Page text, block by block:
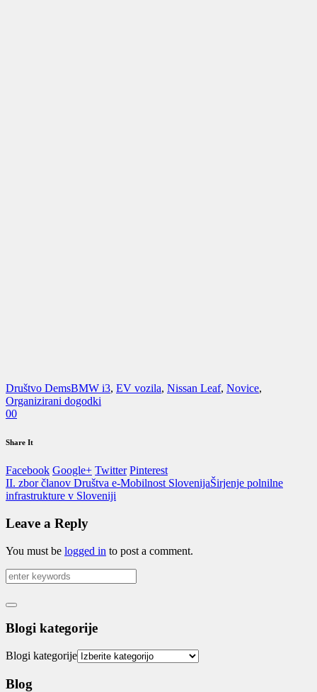
Društvo DemsBMW i3, EV vozila, Nissan Leaf, Novice,
Organizirani dogodki
00
Share It
Facebook Google+ Twitter Pinterest
II. zbor članov Društva e-Mobilnost SlovenijaŠirjenje polnilne
infrastrukture v Sloveniji
Leave a Reply
You must be logged in to post a comment.
Blogi kategorije
Blogi kategorije
Blog